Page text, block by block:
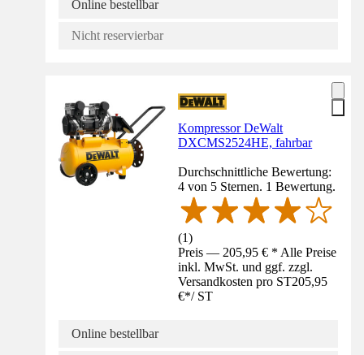
Online bestellbar
Nicht reservierbar
Kompressor DeWalt
DXCMS2524HE, fahrbar
Durchschnittliche Bewertung:
4 von 5 Sternen. 1 Bewertung.
(1)
Preis — 205,95 € * Alle Preise
inkl. MwSt. und ggf. zzgl.
Versandkosten pro ST205,95
€*/ ST
Online bestellbar